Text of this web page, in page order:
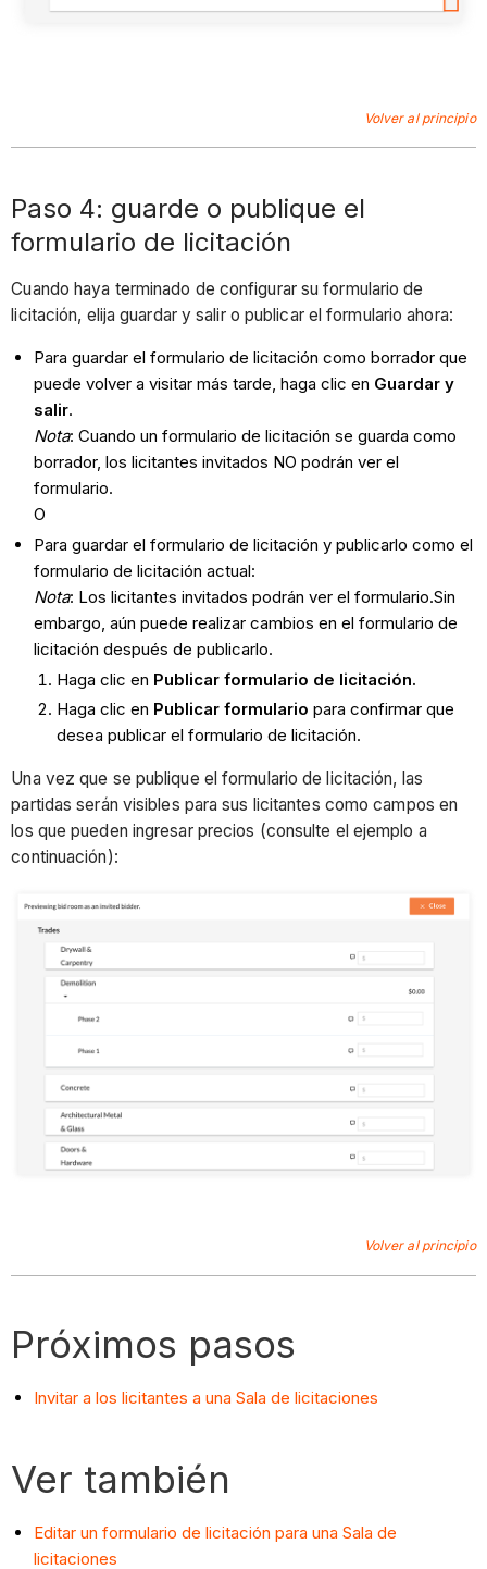
Volver al principio
Paso 4: guarde o publique el
formulario de licitación
Cuando haya terminado de configurar su formulario de
licitación, elija guardar y salir o publicar el formulario ahora:
Para guardar el formulario de licitación como borrador que
puede volver a visitar más tarde, haga clic en Guardar y
salir.
Nota: Cuando un formulario de licitación se guarda como
borrador, los licitantes invitados NO podrán ver el
formulario.
O
Para guardar el formulario de licitación y publicarlo como el
formulario de licitación actual:
Nota: Los licitantes invitados podrán ver el formulario.Sin
embargo, aún puede realizar cambios en el formulario de
licitación después de publicarlo.
Haga clic en Publicar formulario de licitación.
Haga clic en Publicar formulario para confirmar que
desea publicar el formulario de licitación.
Una vez que se publique el formulario de licitación, las
partidas serán visibles para sus licitantes como campos en
los que pueden ingresar precios (consulte el ejemplo a
continuación):
Volver al principio
Próximos pasos
Invitar a los licitantes a una Sala de licitaciones
Ver también
Editar un formulario de licitación para una Sala de
licitaciones